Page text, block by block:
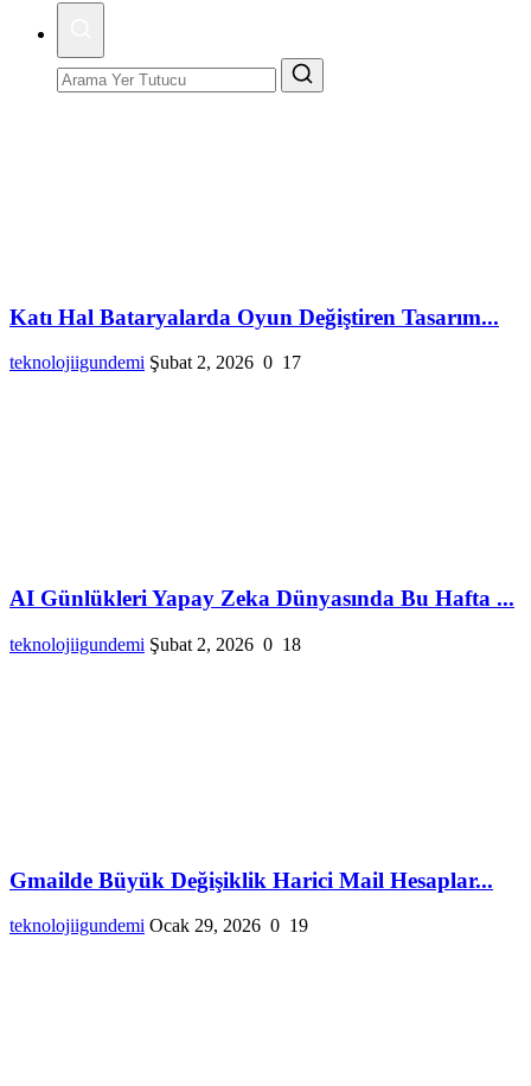
Katı Hal Bataryalarda Oyun Değiştiren Tasarım...
teknolojiigundemi Şubat 2, 2026 0 17
AI Günlükleri Yapay Zeka Dünyasında Bu Hafta ...
teknolojiigundemi Şubat 2, 2026 0 18
Gmailde Büyük Değişiklik Harici Mail Hesaplar...
teknolojiigundemi Ocak 29, 2026 0 19